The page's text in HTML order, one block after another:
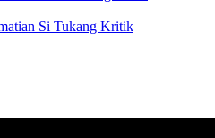
Si Tukang Kritik